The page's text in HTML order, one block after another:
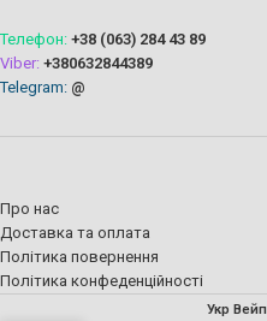
Телефон: +38 (063) 284 43 89
Viber: +380632844389
Telegram: @
Про нас
Доставка та оплата
Політика повернення
Політика конфеденційності
Укр Вейп